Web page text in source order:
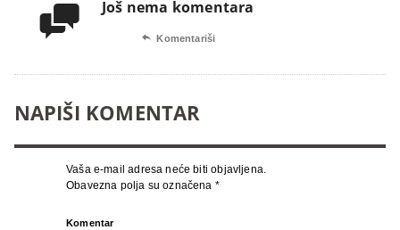
 Još nema komentara
 Komentariši
NAPIŠI KOMENTAR
Vaša e-mail adresa neće biti objavljena.
Obavezna polja su označena *
Komentar